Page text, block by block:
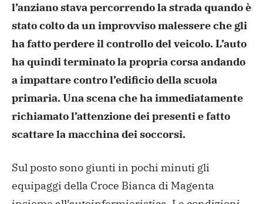
l’anziano stava percorrendo la strada quando è
stato colto da un improvviso malessere che gli
ha fatto perdere il controllo del veicolo. L’auto
ha quindi terminato la propria corsa andando
a impattare contro l’edificio della scuola
primaria. Una scena che ha immediatamente
richiamato l’attenzione dei presenti e fatto
scattare la macchina dei soccorsi.
Sul posto sono giunti in pochi minuti gli
equipaggi della Croce Bianca di Magenta